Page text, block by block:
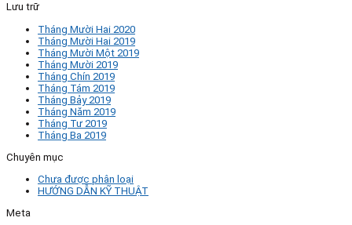
Lưu trữ
Tháng Mười Hai 2020
Tháng Mười Hai 2019
Tháng Mười Một 2019
Tháng Mười 2019
Tháng Chín 2019
Tháng Tám 2019
Tháng Bảy 2019
Tháng Năm 2019
Tháng Tư 2019
Tháng Ba 2019
Chuyên mục
Chưa được phân loại
HƯỚNG DẪN KỸ THUẬT
Meta